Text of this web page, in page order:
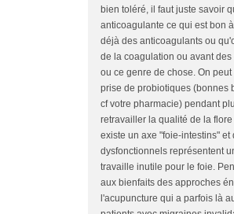
bien toléré, il faut juste savoir
anticoagulante ce qui est bon
déjà des anticoagulants ou
de la coagulation ou avant
ou ce genre de chose. On
prise de probiotiques (bonnes
cf votre pharmacie) pendant
retravailler la qualité de la
existe un axe "foie-intestins" et
dysfonctionnels représentent
travaille inutile pour le foie.
aux bienfaits des approches
l'acupuncture qui a parfois là